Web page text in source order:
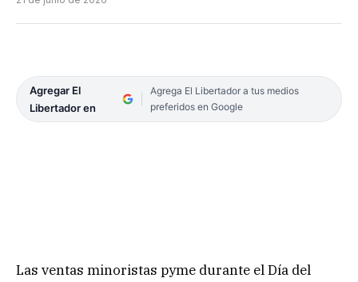
Agregar El
Libertador en
Agrega El Libertador a tus medios
preferidos en Google
Las ventas minoristas pyme durante el Día del